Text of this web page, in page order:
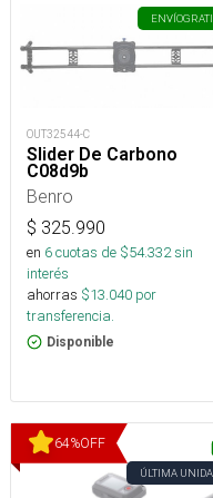
ENVÍO
OUT32544-C
Slider De Carbono
C08d9b
Benro
$ 325.990
en 6cuotas de $54.332sin
interés
ahorras $13.040 por
transferencia.
Disponible
64%OFF
ÚLTIMA